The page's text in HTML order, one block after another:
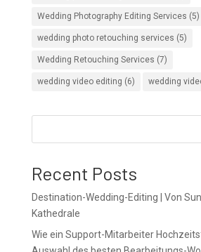
Wedding Photography Editing Services (5)
wedding photo retouching services (5)
Wedding Retouching Services (7)
wedding video editing (6) wedding
Recent Posts
Destination-Wedding-Editing | Von
Kathedrale
Wie ein Support-Mitarbeiter